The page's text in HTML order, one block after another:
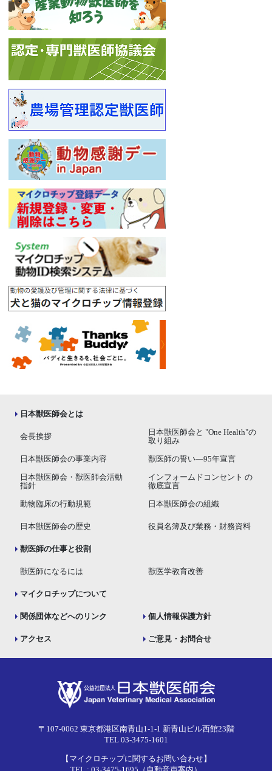
日本獣医師会とは
会長挨拶
日本獣医師会と "One Health"の
取り組み
日本獣医師会の事業内容 獣医師の誓い―95年宣言
日本獣医師会・獣医師会活動
指針
インフォームドコンセント の
徹底宣言
動物臨床の行動規範 日本獣医師会の組織
日本獣医師会の歴史 役員名簿及び業務・財務資料
獣医師の仕事と役割
獣医師になるには 獣医学教育改善
マイクロチップについて
関係団体などへのリンク 個人情報保護方針
アクセス ご意見・お問合せ
〒107-0062 東京都港区南青山1-1-1 新青山ビル西館23階
TEL 03-3475-1601
【マイクロチップに関するお問い合わせ】